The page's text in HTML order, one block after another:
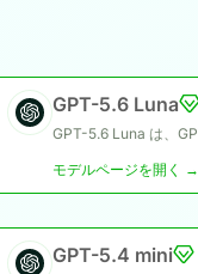
GPT-5.6 Luna
モデルページを開く →
GPT-5.4 mini